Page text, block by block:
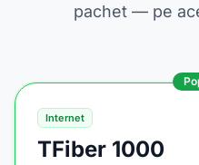
pachet — pe
Internet
TFiber 1000